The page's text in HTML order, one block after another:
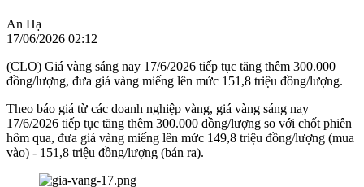
An Hạ
17/06/2026 02:12
(CLO) Giá vàng sáng nay 17/6/2026 tiếp tục tăng thêm 300.000
đồng/lượng, đưa giá vàng miếng lên mức 151,8 triệu đồng/lượng.
Theo báo giá từ các doanh nghiệp vàng, giá vàng sáng nay
17/6/2026 tiếp tục tăng thêm 300.000 đồng/lượng so với chốt phiên
hôm qua, đưa giá vàng miếng lên mức 149,8 triệu đồng/lượng (mua
vào) - 151,8 triệu đồng/lượng (bán ra).